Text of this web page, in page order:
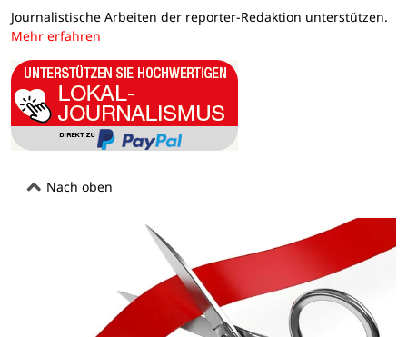
Journalistische Arbeiten der reporter-Redaktion unterstützen.
Mehr erfahren
Nach oben